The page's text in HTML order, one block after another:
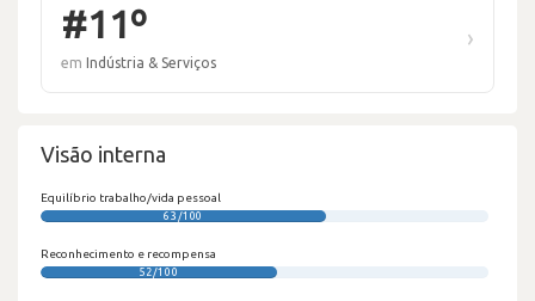
#11º
em Indústria & Serviços
›
Visão interna
Equilíbrio trabalho/vida pessoal
63/100
Reconhecimento e recompensa
52/100